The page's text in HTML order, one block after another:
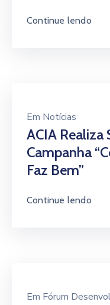
Continue lendo
Em Notícias
ACIA Realiza
Campanha
Faz Bem”
Continue lendo
Em Fórum